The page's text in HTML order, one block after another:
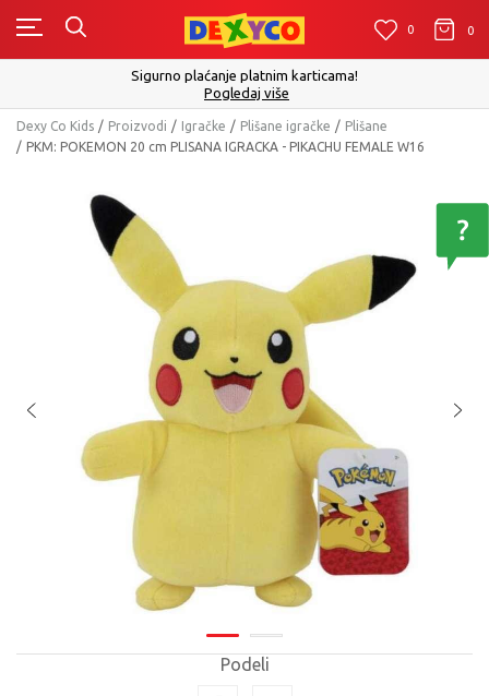
0 0
Click&Collect - Platite karticom Online i preuzmite u
izboru
Pogledaj više
Dexy Co Kids Proizvodi Igračke Plišane igračke
Plišane
PKM: POKEMON 20 cm PLISANA IGRACKA - PIKACHU FEMALE W16
Podeli